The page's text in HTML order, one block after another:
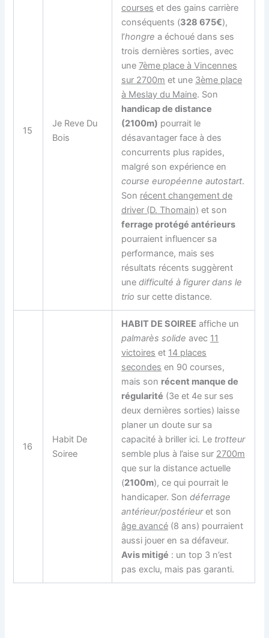
15
Je Reve Du
Bois
courses et des gains carrière
conséquents (328 675€),
l’hongre a échoué dans ses
trois dernières sorties, avec
une 7ème place à Vincennes
sur 2700m et une 3ème place
à Meslay du Maine. Son
handicap de distance
(2100m) pourrait le
désavantager face à des
concurrents plus rapides,
malgré son expérience en
course européenne autostart.
Son récent changement de
driver (D. Thomain) et son
ferrage protégé antérieurs
pourraient influencer sa
performance, mais ses
résultats récents suggèrent
unedifficulté à figurer dans le
trio sur cette distance.
16
Habit De
Soiree
HABIT DE SOIREE affiche un
palmarès solide avec 11
victoires et 14 places
secondes en 90 courses,
mais son récent manque de
régularité (3e et 4e sur ses
deux dernières sorties) laisse
planer un doute sur sa
capacité à briller ici. Le trotteur
semble plus à l’aise sur 2700m
que sur la distance actuelle
(2100m), ce qui pourrait le
handicaper. Sondéferrage
antérieur/postérieuret son
âge avancé (8 ans) pourraient
aussi jouer en sa défaveur.
Avis mitigé : un top 3 n’est
pas exclu, mais pas garanti.